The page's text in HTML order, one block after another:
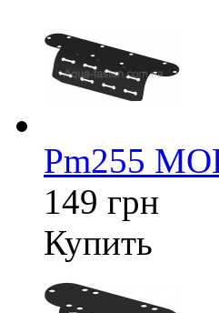
Pm255
149 грн
Купить